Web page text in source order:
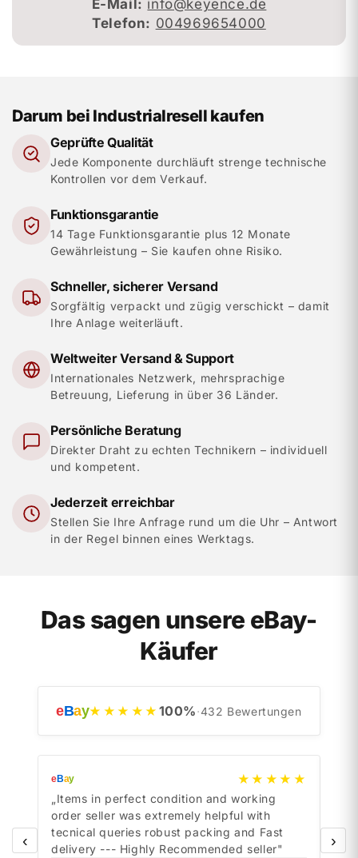
E-Mail: info@keyence.de
Telefon: 004969654000
Darum bei Industrialresell kaufen
Geprüfte Qualität
Jede Komponente durchläuft strenge technische
Kontrollen vor dem Verkauf.
Funktionsgarantie
14 Tage Funktionsgarantie plus 12 Monate
Gewährleistung – Sie kaufen ohne Risiko.
Schneller, sicherer Versand
Sorgfältig verpackt und zügig verschickt – damit
Ihre Anlage weiterläuft.
Weltweiter Versand & Support
Internationales Netzwerk, mehrsprachige
Betreuung, Lieferung in über 36 Länder.
Persönliche Beratung
Direkter Draht zu echten Technikern – individuell
und kompetent.
Jederzeit erreichbar
Stellen Sie Ihre Anfrage rund um die Uhr – Antwort
in der Regel binnen eines Werktags.
Das sagen unsere eBay-
Käufer
eBay★★★★★ 100%·432 Bewertungen
‹
eBay ★★★★★
„Items in perfect condition and working
order seller was extremely helpful with
tecnical queries robust packing and Fast
delivery --- Highly Recommended seller"
›